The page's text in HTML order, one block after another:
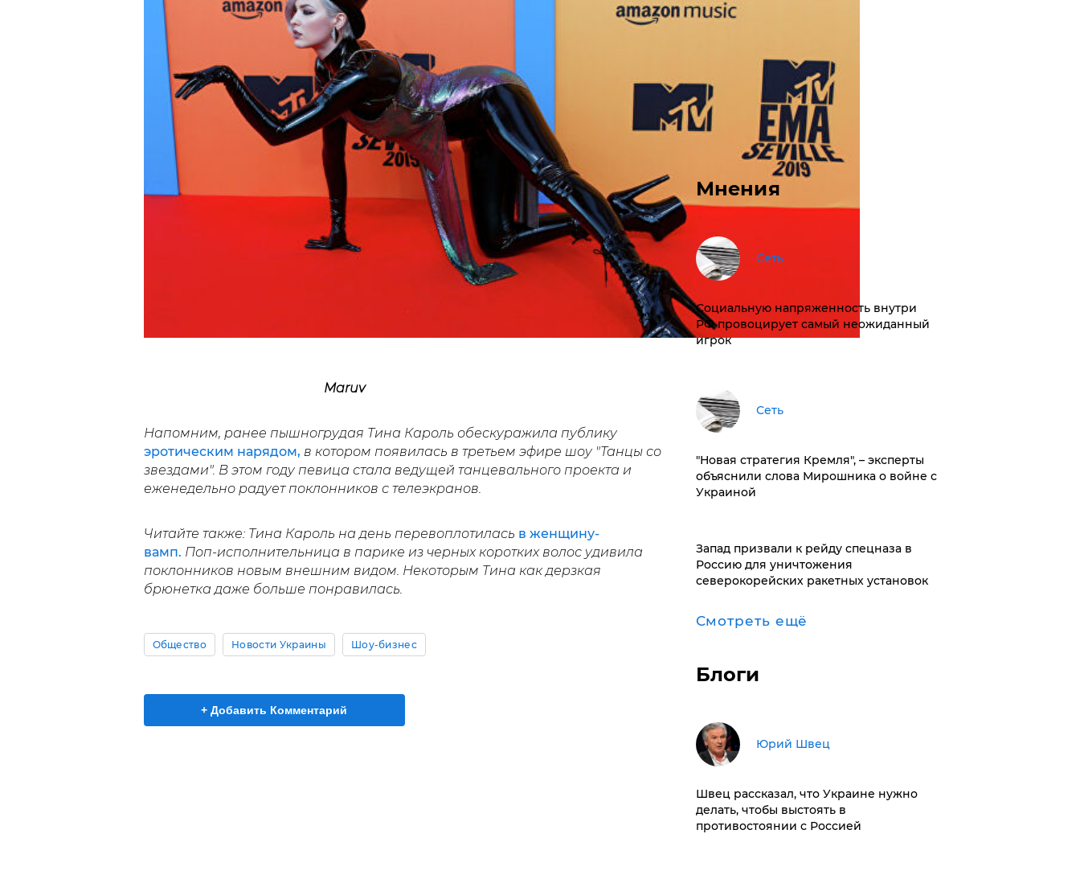
Maruv
Напомним, ранее пышногрудая Тина Кароль обескуражила публику
эротическим нарядом, в котором появилась в третьем эфире шоу "Танцы со
звездами". В этом году певица стала ведущей танцевального проекта и
еженедельно радует поклонников с телеэкранов.
Читайте также: Тина Кароль на день перевоплотилась в женщину-
вамп. Поп-исполнительница в парике из черных коротких волос удивила
поклонников новым внешним видом. Некоторым Тина как дерзкая
брюнетка даже больше понравилась.
Общество Новости Украины Шоу-бизнес
+ Добавить Комментарий
Мнения
Сеть
Социальную напряженность внутри
РФ провоцирует самый неожиданный
игрок
Сеть
"Новая стратегия Кремля", – эксперты
объяснили слова Мирошника о войне с
Украиной
Запад призвали к рейду спецназа в
Россию для уничтожения
северокорейских ракетных установок
Смотреть ещё
Блоги
Юрий Швец
Швец рассказал, что Украине нужно
делать, чтобы выстоять в
противостоянии с Россией